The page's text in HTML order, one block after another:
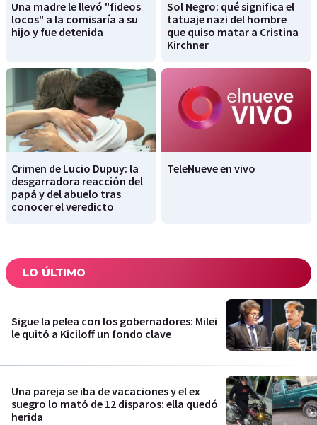
Una madre le llevó "fideos
locos" a la comisaría a su
hijo y fue detenida
Sol Negro: qué significa el
tatuaje nazi del hombre
que quiso matar a Cristina
Kirchner
Crimen de Lucio Dupuy: la
desgarradora reacción del
papá y del abuelo tras
conocer el veredicto
TeleNueve en vivo
LO ÚLTIMO
Sigue la pelea con los gobernadores: Milei
le quitó a Kiciloff un fondo clave
Una pareja se iba de vacaciones y el ex
suegro lo mató de 12 disparos: ella quedó
herida